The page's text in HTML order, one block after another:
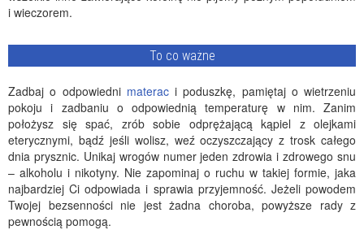
i wieczorem.
To co ważne
Zadbaj o odpowiedni materaci poduszkę, pamiętaj o wietrzeniu
pokoju i zadbaniu o odpowiednią temperaturę w nim. Zanim
położysz się spać, zrób sobie odprężającą kąpiel z olejkami
eterycznymi, bądź jeśli wolisz, weź oczyszczający z trosk całego
dnia prysznic. Unikaj wrogów numer jeden zdrowia i zdrowego snu
– alkoholu i nikotyny. Nie zapominaj o ruchu w takiej formie, jaka
najbardziej Ci odpowiada i sprawia przyjemność. Jeżeli powodem
Twojej bezsenności nie jest żadna choroba, powyższe rady z
pewnością pomogą.